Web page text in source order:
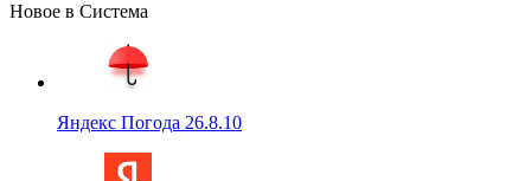
Новое в Система
Яндекс Погода 26.8.10